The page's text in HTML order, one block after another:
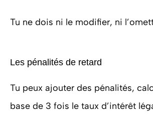
Tu ne dois ni le modifier, ni
Les pénalités de retard
Tu peux ajouter des pénalités,
base de 3 fois le taux d’intérêt